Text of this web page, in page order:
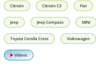
Citroën Citroën C3 Fiat
Jeep Jeep Compass MINI
Toyota Corolla Cross Volkswagen
Vídeos